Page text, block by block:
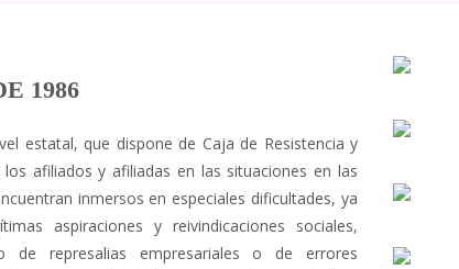
1986
estatal, que dispone de Caja de Resistencia y
afiliados y afiliadas en las situaciones en las
inmersos en especiales dificultades, ya
aspiraciones y reivindicaciones sociales,
de represalias empresariales o de errores